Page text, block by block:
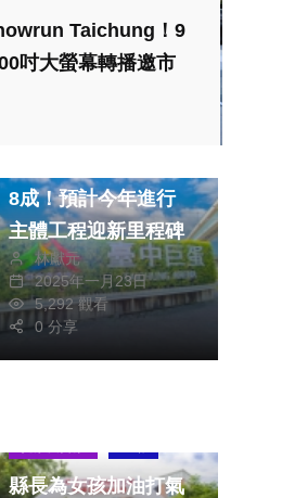
Taichung！9
吋大螢幕轉播邀市
8成！預計今年進行
主體工程迎新里程碑
林獻元
2025年一月23日
5,292 觀看
0 分享
縣長為女孩加油打氣